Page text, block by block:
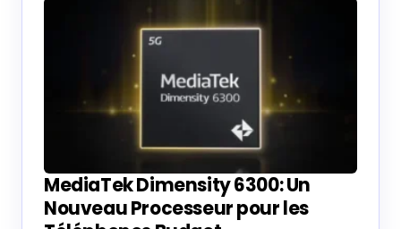
MediaTek Dimensity 6300: Un
Nouveau Processeur pour les